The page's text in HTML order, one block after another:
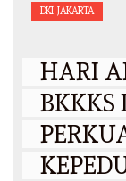
DKI JAKARTA
HARI
BKKKS